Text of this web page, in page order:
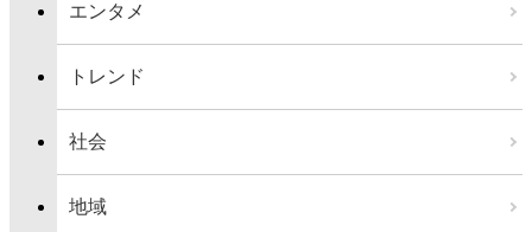
エンタメ
トレンド
社会
地域